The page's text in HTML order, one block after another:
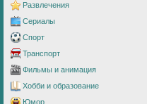
Развлечения
Сериалы
Спорт
Транспорт
Фильмы и анимация
Хобби и образование
Юмор